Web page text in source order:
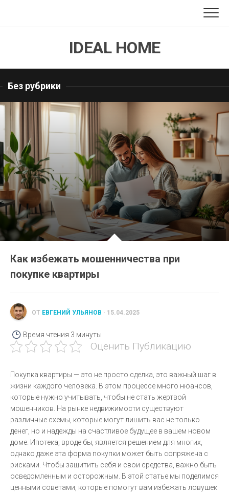
IDEAL HOME
Без рубрики
Как избежать мошенничества при
покупке квартиры
ОТ ЕВГЕНИЙ УЛЬЯНОВ · 15.04.2025
Время чтения 3 минуты
Оценить Публикацию
Покупка квартиры — это не просто сделка, это важный шаг в
жизни каждого человека. В этом процессе много нюансов,
которые нужно учитывать, чтобы не стать жертвой
мошенников. На рынке недвижимости существуют
различные схемы, которые могут лишить вас не только
денег, но и надежды на счастливое будущее в вашем новом
доме. Ипотека, вроде бы, является решением для многих,
однако даже эта форма покупки может быть сопряжена с
рисками. Чтобы защитить себя и свои средства, важно быть
осведомленным и осторожным. В этой статье мы поделимся
ценными советами, которые помогут вам избежать ловушек